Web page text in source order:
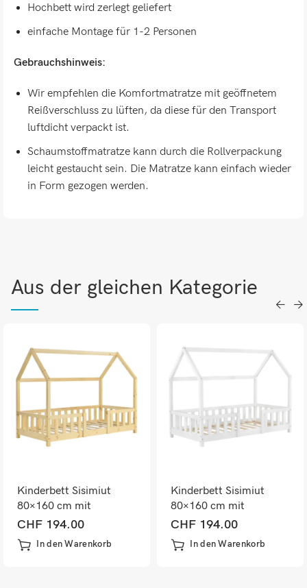
Hochbett wird zerlegt geliefert
einfache Montage für 1-2 Personen
Gebrauchshinweis:
Wir empfehlen die Komfortmatratze mit geöffnetem
Reißverschluss zu lüften, da diese für den Transport
luftdicht verpackt ist.
Schaumstoffmatratze kann durch die Rollverpackung
leicht gestaucht sein. Die Matratze kann einfach wieder
in Form gezogen werden.
Aus der gleichen Kategorie
Kinderbett Sisimiut
80×160 cm mit
Rausfallschutz
CHF 194.00
In den Warenkorb
Kinderbett Sisimiut
80×160 cm mit
Rausfallschutz
CHF 194.00
In den Warenkorb